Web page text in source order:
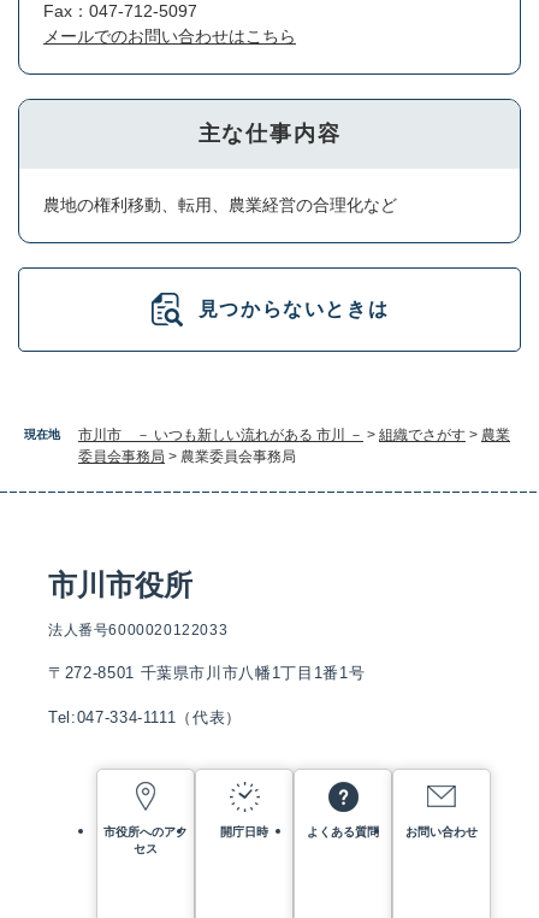
現在地 市川市 － いつも新しい流れがある 市川 － > 組織でさがす > 農業
委員会事務局 > 農業委員会事務局
Fax：047-712-5097
メールでのお問い合わせはこちら
主な仕事内容
農地の権利移動、転用、農業経営の合理化など
見つからないときは
市川市役所
法人番号6000020122033
〒272-8501 千葉県市川市八幡1丁目1番1号
Tel:047-334-1111（代表）
市役所へのアク
セス
開庁日時 よくある質問 お問い合わせ